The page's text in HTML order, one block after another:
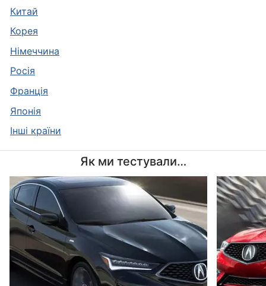
Китай
Корея
Німеччина
Росія
Франція
Японія
Інші країни
Як ми тестували…